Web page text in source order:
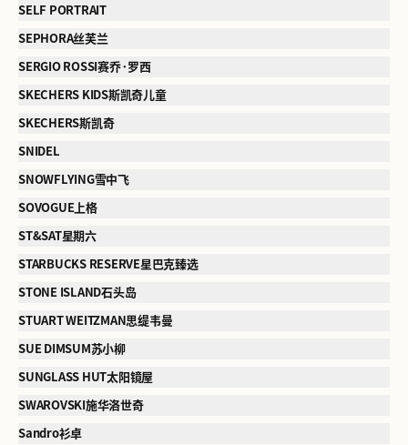
SELF PORTRAIT
SEPHORA丝芙兰
SERGIO ROSSI赛乔·罗西
SKECHERS KIDS斯凯奇儿童
SKECHERS斯凯奇
SNIDEL
SNOWFLYING雪中飞
SOVOGUE上格
ST&SAT星期六
STARBUCKS RESERVE星巴克臻选
STONE ISLAND石头岛
STUART WEITZMAN思缇韦曼
SUE DIMSUM苏小柳
SUNGLASS HUT太阳镜屋
SWAROVSKI施华洛世奇
Sandro衫卓